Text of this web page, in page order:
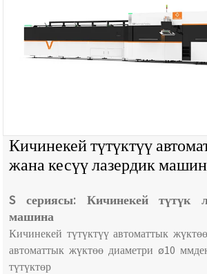
Кичинекей түтүктүү
жана кесүү лазердик
S сериясы: Кичинекей түтүк
машина
Кичинекей түтүктүү автоматтык
автоматтык жүктөө диаметри ø10
түтүктөр